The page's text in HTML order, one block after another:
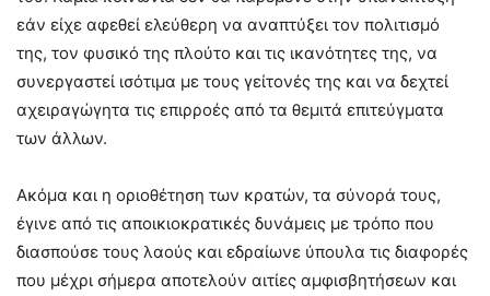
εάν είχε αφεθεί ελεύθερη να αναπτύξει τον πολιτισμό
της, τον φυσικό της πλούτο και τις ικανότητες της, να
συνεργαστεί ισότιμα με τους γείτονές της και να δεχτεί
αχειραγώγητα τις επιρροές από τα θεμιτά επιτεύγματα
των άλλων.
Ακόμα και η οριοθέτηση των κρατών, τα σύνορά τους,
έγινε από τις αποικιοκρατικές δυνάμεις με τρόπο που
διασπούσε τους λαούς και εδραίωνε ύπουλα τις διαφορές
που μέχρι σήμερα αποτελούν αιτίες αμφισβητήσεων και